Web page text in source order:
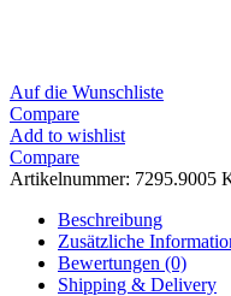
Auf die Wunschliste
Compare
Add to wishlist
Compare
Artikelnummer: 7295.9005
Beschreibung
Zusätzliche
Bewertungen (0)
Shipping & Delivery